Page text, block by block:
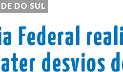
DO SUL
Federal
desvios